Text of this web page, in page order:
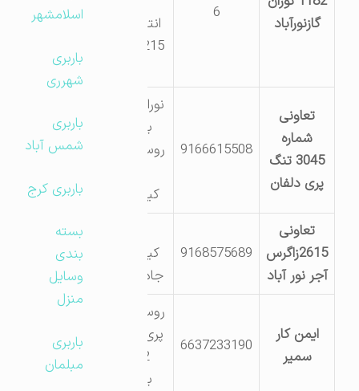
گازنورآباد
انتظامی ت
تعاونی
شماره
3045 تنگ
پری دلفان
9166615508
نوراباد: جاده
بابابزرگ
روستای تنگ
کیلومتر20
تعاونی
2615زاگرس
آجر نور آباد
9168575689
جاده نهاوند
ایمن کار
سمیر
6637233190
روستای تنگ
پری کیلومتر
2 جاده
بابابزرگ
اسلامشهر
باربری
شهرری
باربری
شمس آباد
باربری کرج
بسته
بندی
وسایل
منزل
باربری
مبلمان